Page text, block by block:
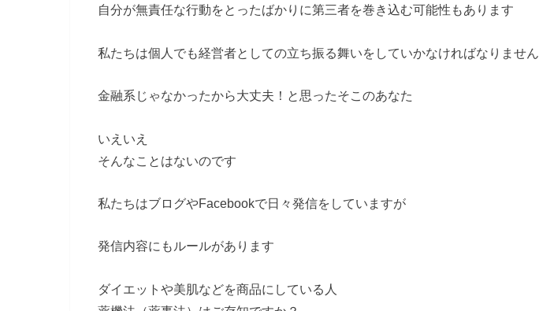
自分が無責任な行動をとったばかりに第三者を巻き込む可能性もあります
私たちは個人でも経営者としての立ち振る舞いをしていかなければなりません
金融系じゃなかったから大丈夫！と思ったそこのあなた
いえいえ
そんなことはないのです
私たちはブログやFacebookで日々発信をしていますが
発信内容にもルールがあります
ダイエットや美肌などを商品にしている人